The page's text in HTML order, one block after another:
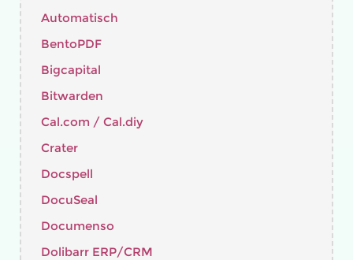
Automatisch
BentoPDF
Bigcapital
Bitwarden
Cal.com / Cal.diy
Crater
Docspell
DocuSeal
Documenso
Dolibarr ERP/CRM